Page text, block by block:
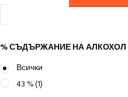
% СЪДЪРЖАНИЕ НА АЛКОХОЛ
Всички
43 %(1)